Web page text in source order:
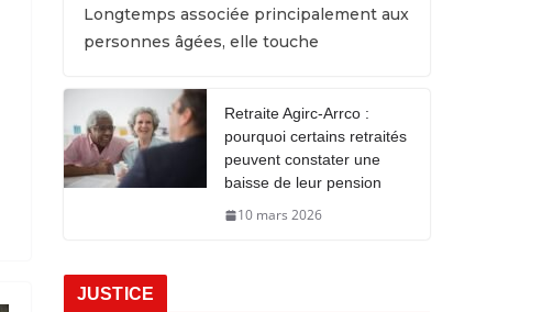
Longtemps associée principalement aux
personnes âgées, elle touche
Retraite Agirc-Arrco :
pourquoi certains retraités
peuvent constater une
baisse de leur pension
10 mars 2026
JUSTICE